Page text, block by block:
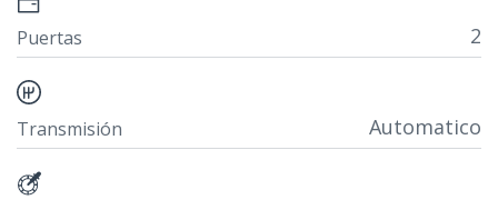
Puertas 2
Transmisión Automatico